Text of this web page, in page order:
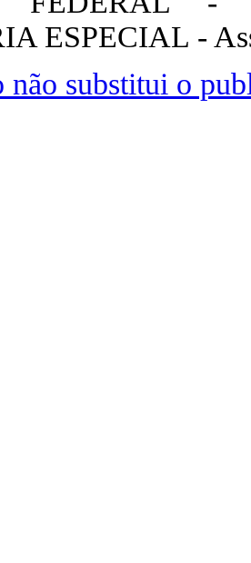
ESPECIAL -
não substitui o